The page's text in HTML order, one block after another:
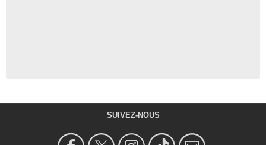
SUIVEZ-NOUS